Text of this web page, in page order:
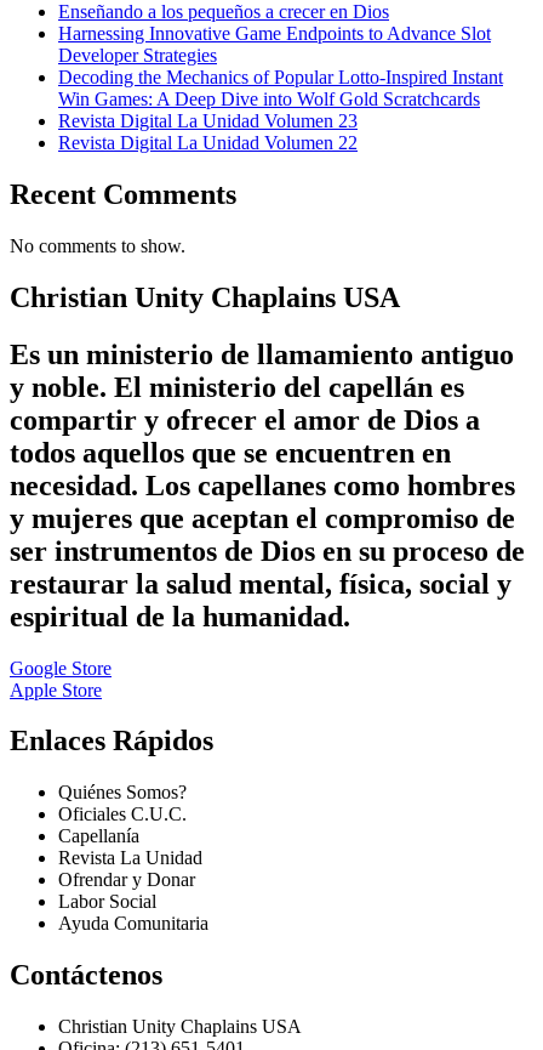
Enseñando a los pequeños a crecer en Dios
Harnessing Innovative Game Endpoints to Advance Slot
Developer Strategies
Decoding the Mechanics of Popular Lotto-Inspired Instant
Win Games: A Deep Dive into Wolf Gold Scratchcards
Revista Digital La Unidad Volumen 23
Revista Digital La Unidad Volumen 22
Recent Comments
No comments to show.
Christian Unity Chaplains USA
Es un ministerio de llamamiento antiguo
y noble. El ministerio del capellán es
compartir y ofrecer el amor de Dios a
todos aquellos que se encuentren en
necesidad. Los capellanes como hombres
y mujeres que aceptan el compromiso de
ser instrumentos de Dios en su proceso de
restaurar la salud mental, física, social y
espiritual de la humanidad.
Google Store
Apple Store
Enlaces Rápidos
Quiénes Somos?
Oficiales C.U.C.
Capellanía
Revista La Unidad
Ofrendar y Donar
Labor Social
Ayuda Comunitaria
Contáctenos
Christian Unity Chaplains USA